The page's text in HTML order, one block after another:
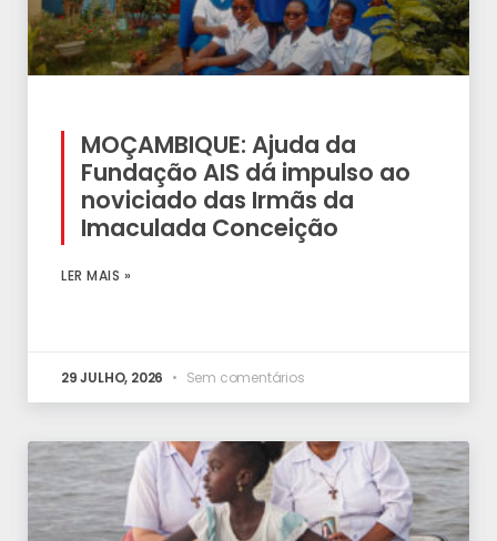
MOÇAMBIQUE: Ajuda da
Fundação AIS dá impulso ao
noviciado das Irmãs da
Imaculada Conceição
LER MAIS »
29 JULHO, 2026 Sem comentários